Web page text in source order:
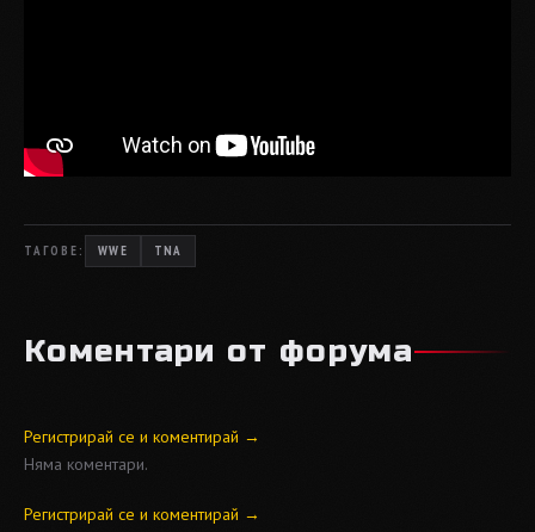
ТАГОВЕ: WWE TNA
Коментари от форума
Регистрирай се и коментирай →
Няма коментари.
Регистрирай се и коментирай →